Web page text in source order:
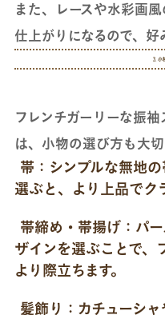
また、レースや水彩画
仕上がりになるので、好
3. 小
フレンチガーリーな振袖
は、小物の選び方も大切
帯： シンプルな無地
選ぶと、より上品でク
帯締め・帯揚げ： パ
ザインを選ぶことで、
より際立ちます。
髪飾り： カチューシ